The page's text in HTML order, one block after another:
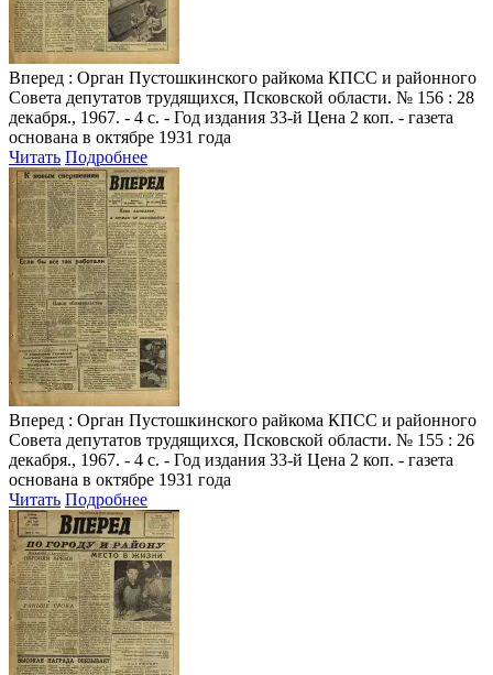
Вперед : Орган Пустошкинского райкома КПСС и районного
Совета депутатов трудящихся, Псковской области. № 156 : 28
декабря., 1967. - 4 с. - Год издания 33-й Цена 2 коп. - газета
основана в октябре 1931 года
Читать Подробнее
Вперед : Орган Пустошкинского райкома КПСС и районного
Совета депутатов трудящихся, Псковской области. № 155 : 26
декабря., 1967. - 4 с. - Год издания 33-й Цена 2 коп. - газета
основана в октябре 1931 года
Читать Подробнее